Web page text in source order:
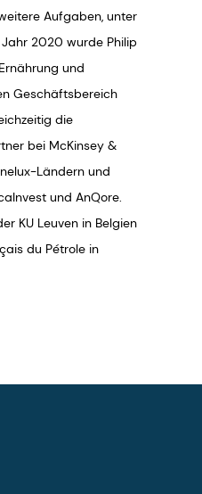
Aufgaben, unter
2020 wurde Philip
und
Geschäftsbereich
die
bei McKinsey &
Ländern und
und AnQore.
KU Leuven in Belgien
du Pétrole in